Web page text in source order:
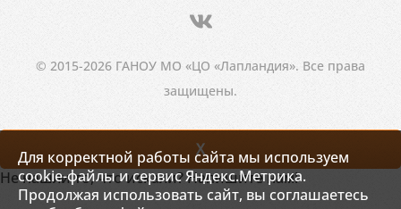
© 2015-2026 ГАНОУ МО «ЦО «Лапландия». Все права
защищены.
Для корректной работы сайта мы используем
cookie-файлы и сервис Яндекс.Метрика.
Продолжая использовать сайт, вы соглашаетесь
X
Не нашли то, что искали? Напишите нам!